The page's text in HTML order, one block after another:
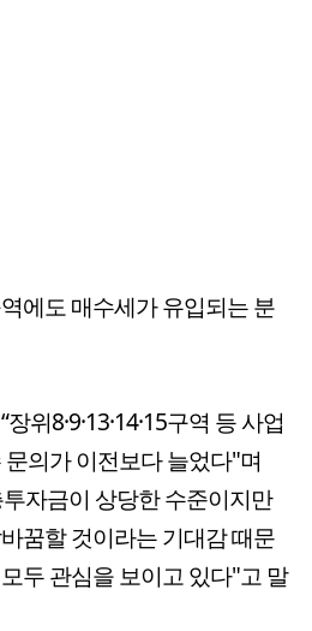
에도 매수세가 유입되는 분
위8·9·13·14·15구역 등 사업
의가 이전보다 늘었다"며
자금이 상당한 수준이지만
꿈할 것이라는 기대감 때문
두 관심을 보이고 있다"고 말